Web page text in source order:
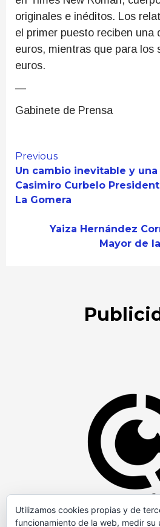
originales e inéditos. Los
el primer puesto reciben una
euros, mientras que para los
euros.
—
Gabinete de Prensa
Continue
Reading
Previous
Un cambio inevitable y
Casimiro Curbelo
La Gomera
Yaiza Hernández
Mayor de
Utilizamos cookies propias y de
funcionamiento de la web, medir su